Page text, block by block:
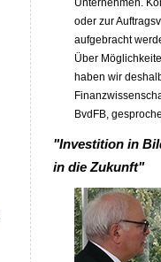
Unternehmen.
oder zur
aufgebracht
Über
haben wir
BvdFB,
"Investition in
in die Zukunft"